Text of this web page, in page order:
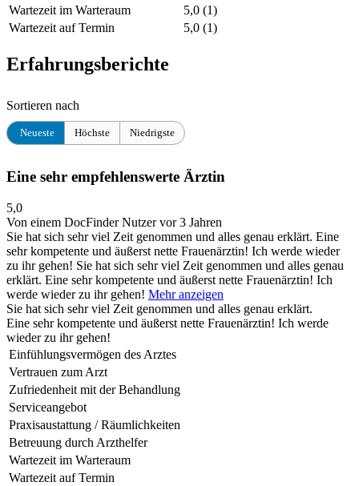
Wartezeit im Warteraum
5,0 (1)
Wartezeit auf Termin
5,0 (1)
Erfahrungsberichte
Sortieren nach
Neueste Höchste Niedrigste
Eine sehr empfehlenswerte Ärztin
5,0
Von einem DocFinder Nutzervor 3 Jahren
Sie hat sich sehr viel Zeit genommen und alles genau erklärt. Eine
sehr kompetente und äußerst nette Frauenärztin! Ich werde wieder
zu ihr gehen! Sie hat sich sehr viel Zeit genommen und alles genau
erklärt. Eine sehr kompetente und äußerst nette Frauenärztin! Ich
werde wieder zu ihr gehen! Mehr anzeigen
Sie hat sich sehr viel Zeit genommen und alles genau erklärt.
Eine sehr kompetente und äußerst nette Frauenärztin! Ich werde
wieder zu ihr gehen!
Einfühlungsvermögen des Arztes
Vertrauen zum Arzt
Zufriedenheit mit der Behandlung
Serviceangebot
Praxisaustattung / Räumlichkeiten
Betreuung durch Arzthelfer
Wartezeit im Warteraum
Wartezeit auf Termin